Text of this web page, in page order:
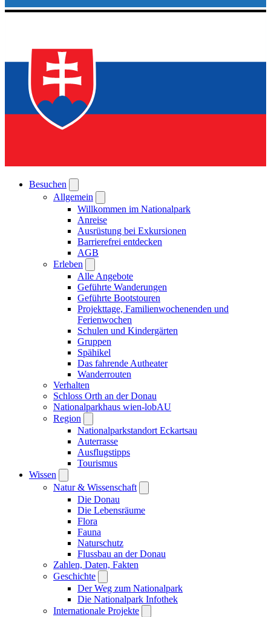
Besuchen
Allgemein
Willkommen im Nationalpark
Anreise
Ausrüstung bei Exkursionen
Barrierefrei entdecken
AGB
Erleben
Alle Angebote
Geführte Wanderungen
Geführte Bootstouren
Projekttage, Familienwochenenden und
Ferienwochen
Schulen und Kindergärten
Gruppen
Spähikel
Das fahrende Autheater
Wanderrouten
Verhalten
Schloss Orth an der Donau
Nationalparkhaus wien-lobAU
Region
Nationalparkstandort Eckartsau
Auterrasse
Ausflugstipps
Tourismus
Wissen
Natur & Wissenschaft
Die Donau
Die Lebensräume
Flora
Fauna
Naturschutz
Flussbau an der Donau
Zahlen, Daten, Fakten
Geschichte
Der Weg zum Nationalpark
Die Nationalpark Infothek
Internationale Projekte